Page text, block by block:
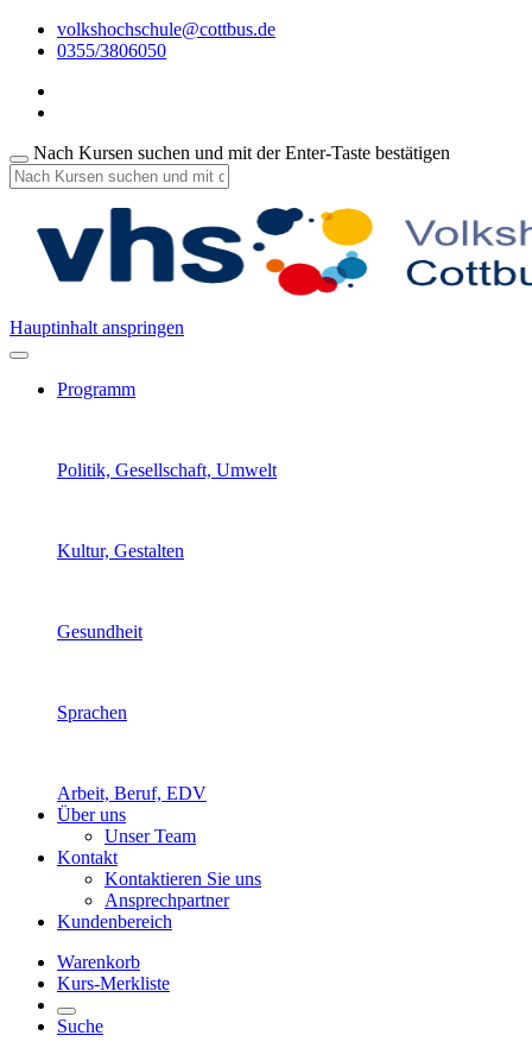
volkshochschule@cottbus.de
0355/3806050
Nach Kursen suchen und mit der Enter-Taste bestätigen
Hauptinhalt anspringen
Programm
Politik, Gesellschaft, Umwelt
Kultur, Gestalten
Gesundheit
Sprachen
Arbeit, Beruf, EDV
Über uns
Unser Team
Kontakt
Kontaktieren Sie uns
Ansprechpartner
Kundenbereich
Warenkorb
Kurs-Merkliste
Suche